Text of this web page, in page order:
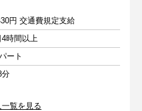
円 交通費規定支給
時間以上
ート
分
覧を見る